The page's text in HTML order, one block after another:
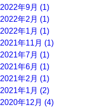
2022年9月 (1)
2022年2月 (1)
2022年1月 (1)
2021年11月 (1)
2021年7月 (1)
2021年6月 (1)
2021年2月 (1)
2021年1月 (2)
2020年12月 (4)